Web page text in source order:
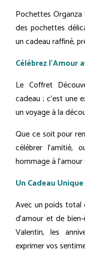
Pochettes
des pochettes
un cadeau raffiné,
Célébrez l'Amour
Le Coffret
cadeau ; c'est une
un voyage à la
Que ce soit pour
célébrer l'amitié,
hommage à
Un Cadeau
Avec un poids
d'amour et de
Valentin, les
exprimer vos